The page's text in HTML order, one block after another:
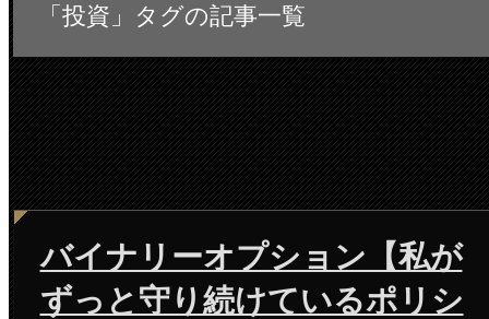
「投資」タグの記事一覧
バイナリーオプション【私が
ずっと守り続けているポリシ